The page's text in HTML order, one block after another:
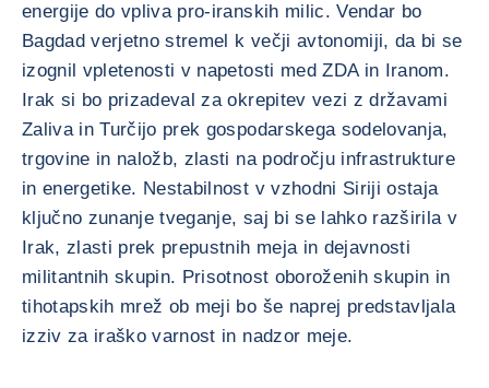
energije do vpliva pro-iranskih milic. Vendar bo
Bagdad verjetno stremel k večji avtonomiji, da bi se
izognil vpletenosti v napetosti med ZDA in Iranom.
Irak si bo prizadeval za okrepitev vezi z državami
Zaliva in Turčijo prek gospodarskega sodelovanja,
trgovine in naložb, zlasti na področju infrastrukture
in energetike. Nestabilnost v vzhodni Siriji ostaja
ključno zunanje tveganje, saj bi se lahko razširila v
Irak, zlasti prek prepustnih meja in dejavnosti
militantnih skupin. Prisotnost oboroženih skupin in
tihotapskih mrež ob meji bo še naprej predstavljala
izziv za iraško varnost in nadzor meje.